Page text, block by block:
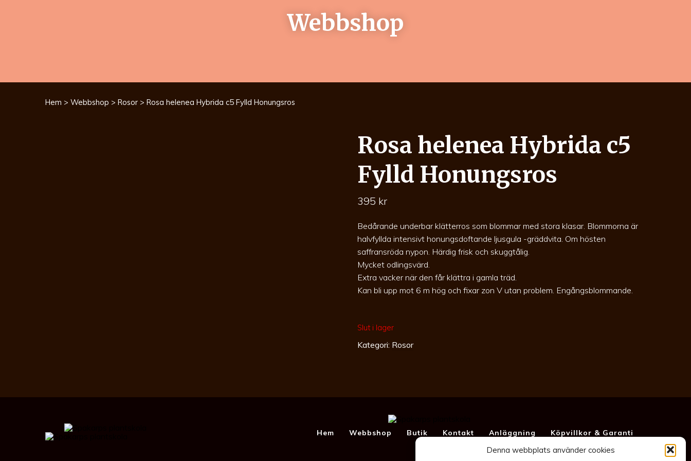
Denna webbplats använder cookies
Webbshop
Hem > Webbshop > Rosor > Rosa helenea Hybrida c5 Fylld Honungsros
Rosa helenea Hybrida c5
Fylld Honungsros
395 kr
Bedårande underbar klätterros som blommar med stora klasar. Blommorna är
halvfyllda intensivt honungsdoftande ljusgula -gräddvita. Om hösten
saffransröda nypon. Härdig frisk och skuggtålig.
Mycket odlingsvärd.
Extra vacker när den får klättra i gamla träd.
Kan bli upp mot 6 m hög och fixar zon V utan problem. Engångsblommande.
Slut i lager
Kategori: Rosor
Hem Webbshop Butik Kontakt Anläggning Köpvillkor & Garanti